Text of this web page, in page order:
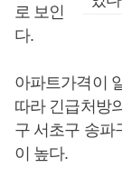
로 보인
다.
아파트가격이
따라 긴급처방
구 서초구 송파
이 높다.